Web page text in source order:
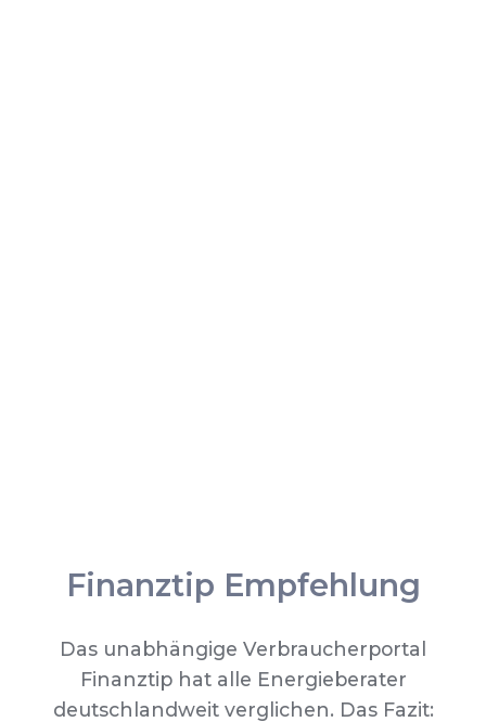
Finanztip Empfehlung
Das unabhängige Verbraucherportal
Finanztip hat alle Energieberater
deutschlandweit verglichen. Das Fazit: